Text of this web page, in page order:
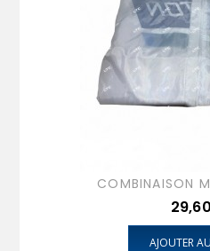
COMBINAISON
Prix
AJOUTER